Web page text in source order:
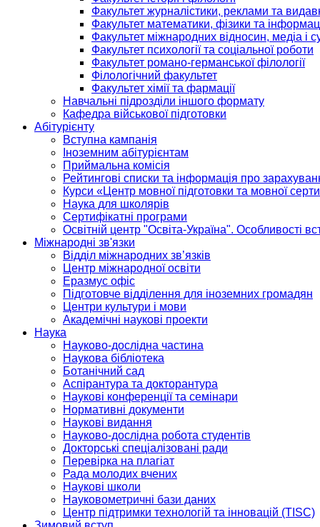
Факультет журналістики, реклами та
Факультет математики, фізики та
Факультет міжнародних відносин, медіа і
Факультет психології та соціальної роботи
Факультет романо-германської філології
Філологічний факультет
Факультет хімії та фармації
Навчальні підрозділи іншого формату
Кафедра військової підготовки
Абітурієнту
Вступна кампанія
Іноземним абітурієнтам
Приймальна комісія
Рейтингові списки та інформація про
Курси «Центр мовної підготовки та мовної
Наука для школярів
Сертифікатні програми
Освітній центр "Освіта-Україна". Особливості
Міжнародні зв'язки
Відділ міжнародних зв’язків
Центр міжнародної освіти
Еразмус офіс
Підготовче відділення для іноземних громадян
Центри культури і мови
Академічні наукові проекти
Наука
Науково-дослідна частина
Наукова бібліотека
Ботанічний сад
Аспірантура та докторантура
Наукові конференції та семінари
Нормативні документи
Наукові видання
Науково-дослідна робота студентів
Докторські спеціалізовані ради
Перевірка на плагіат
Рада молодих вчених
Наукові школи
Науковометричні бази даних
Центр підтримки технологій та інновацій (TISC)